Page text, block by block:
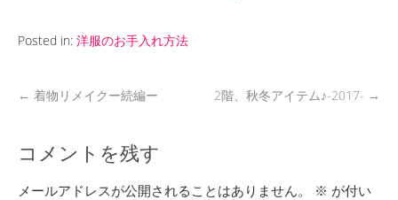
Posted in: 洋服のお手入れ方法
← 着物リメイクー続編ー 2階、秋冬アイテム♪-2017- →
コメントを残す
メールアドレスが公開されることはありません。 ※ が付い